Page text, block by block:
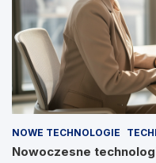
NOWE TECHNOLOGIE
Nowoczesne